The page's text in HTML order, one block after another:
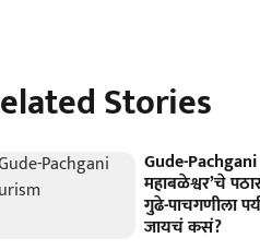
Stories
Gude-Pachgani
महाबळेश्वर’चे
गुढे-पाचगणीला
जायचं कसं?